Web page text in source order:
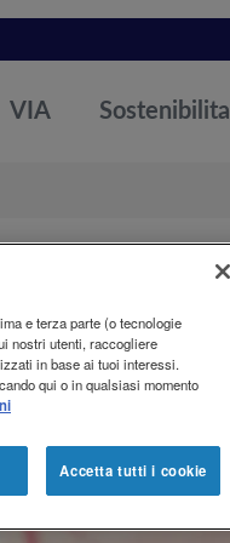
VIA Sostenibilita
e terza parte (o tecnologie
nostri utenti, raccogliere
in base ai tuoi interessi.
qui o in qualsiasi momento
Accetta tutti i cookie